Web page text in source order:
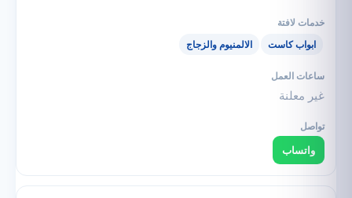
ابواب كاست الالمنيوم والزجاج
غير معلنة
واتساب